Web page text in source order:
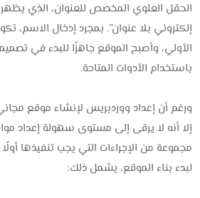
الحقل العلوي المخصص للعنوان، الذي يظهر
إلكتروني بلا عنوان”. بمجرد إدخال الاسم،
الأولي، وأصبح الموقع جاهزًا للبدء في
باستخدام الأدوات المتاحة.
ورغم أن إعداد ووردبريس لإنشاء موقع
إلا أنه لا يرقى إلى مستوى سهولة إعداد
مجموعة من الإجراءات التي يجب تنفيذها
لبدء بناء الموقع، يشمل ذلك: